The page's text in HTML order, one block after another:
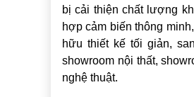
bị cải thiện chất lượng
hợp cảm biến thông
hữu thiết kế tối giản,
showroom nội thất,
nghệ thuật.